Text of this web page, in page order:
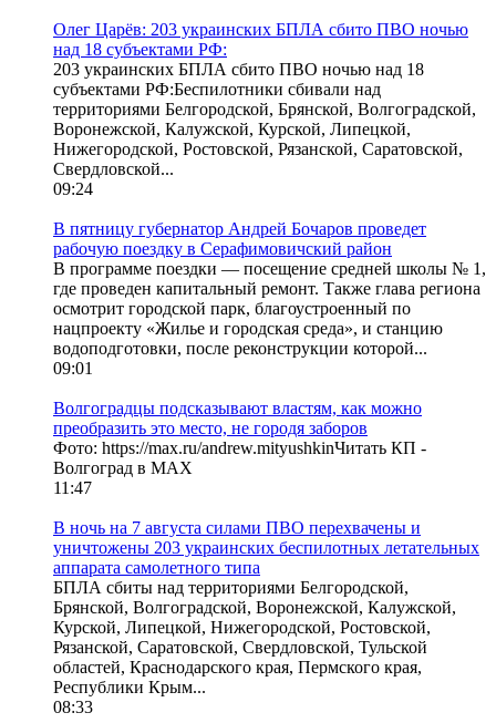
Олег Царёв: 203 украинских БПЛА сбито ПВО ночью
над 18 субъектами РФ:
203 украинских БПЛА сбито ПВО ночью над 18
субъектами РФ:Беспилотники сбивали над
территориями Белгородской, Брянской, Волгоградской,
Воронежской, Калужской, Курской, Липецкой,
Нижегородской, Ростовской, Рязанской, Саратовской,
Свердловской...
09:24
В пятницу губернатор Андрей Бочаров проведет
рабочую поездку в Серафимовичский район
В программе поездки — посещение средней школы № 1,
где проведен капитальный ремонт. Также глава региона
осмотрит городской парк, благоустроенный по
нацпроекту «Жилье и городская среда», и станцию
водоподготовки, после реконструкции которой...
09:01
Волгоградцы подсказывают властям, как можно
преобразить это место, не городя заборов
Фото: https://max.ru/andrew.mityushkinЧитать КП -
Волгоград в MAX
11:47
В ночь на 7 августа силами ПВО перехвачены и
уничтожены 203 украинских беспилотных летательных
аппарата самолетного типа
БПЛА сбиты над территориями Белгородской,
Брянской, Волгоградской, Воронежской, Калужской,
Курской, Липецкой, Нижегородской, Ростовской,
Рязанской, Саратовской, Свердловской, Тульской
областей, Краснодарского края, Пермского края,
Республики Крым...
08:33